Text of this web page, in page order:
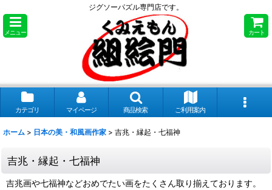
ジグソーパズル専門店です。
メニュー カート
カテゴリ マイページ 商品検索 ご利用案内
ホーム > 日本の美・和風画作家 > 吉兆・縁起・七福神
吉兆・縁起・七福神
吉兆画や七福神などおめでたい画をたくさん取り揃えております。